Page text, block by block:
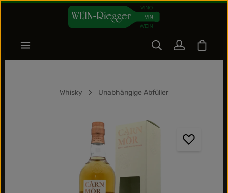
Zum Hauptinhalt springen
Whisky Unabhängige Abfüller
Bildergalerie überspringen